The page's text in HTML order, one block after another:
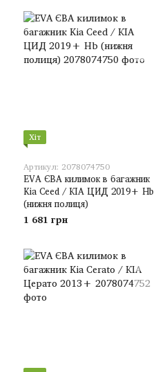
Хіт
Артикул: 2078074750
EVA ЄВА килимок в багажник
Kia Ceed / КІА ЦИД 2019+ Hb
(нижня полиця)
1 681 грн